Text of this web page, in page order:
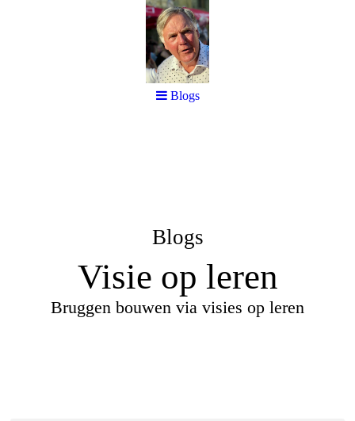
Blogs
Visie op leren
Bruggen bouwen via visies op leren
Blogs